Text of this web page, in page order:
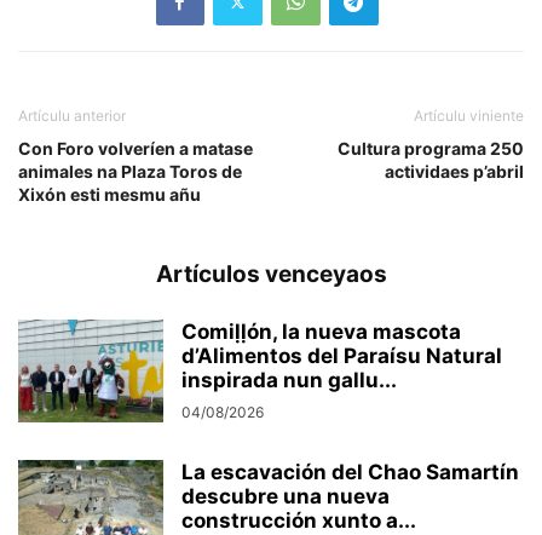
Artículu anterior
Con Foro volveríen a matase
animales na Plaza Toros de
Xixón esti mesmu añu
Artículu viniente
Cultura programa 250
actividaes p’abril
Artículos venceyaos
Comiḷḷón, la nueva mascota
d’Alimentos del Paraísu Natural
inspirada nun gallu...
04/08/2026
La escavación del Chao Samartín
descubre una nueva
construcción xunto a...